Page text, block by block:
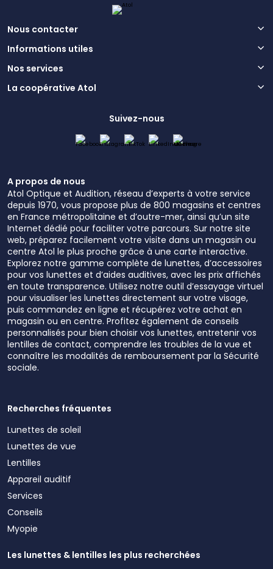
Nous contacter
Informations utiles
Nos services
La coopérative Atol
Suivez-nous
A propos de nous
Atol Optique et Audition, réseau d’experts à votre service
depuis 1970, vous propose plus de 800 magasins et centres
en France métropolitaine et d’outre-mer, ainsi qu’un site
Internet dédié pour faciliter votre parcours. Sur notre site
web, préparez facilement votre visite dans un magasin ou
centre Atol le plus proche grâce à une carte interactive.
Explorez notre gamme complète de lunettes, d’accessoires
pour vos lunettes et d’aides auditives, avec les prix affichés
en toute transparence. Utilisez notre outil d’essayage virtuel
pour visualiser les lunettes directement sur votre visage,
puis commandez en ligne et récupérez votre achat en
magasin ou en centre. Profitez également de conseils
personnalisés pour bien choisir vos lunettes, entretenir vos
lentilles de contact, comprendre les troubles de la vue et
connaître les modalités de remboursement par la Sécurité
sociale.
Recherches fréquentes
Lunettes de soleil
Lunettes de vue
Lentilles
Appareil auditif
Services
Conseils
Myopie
Les lunettes & lentilles les plus recherchées